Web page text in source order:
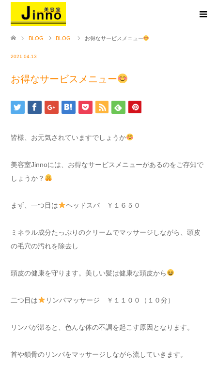
BLOG BLOG お得なサービスメニュー
2021.04.13
お得なサービスメニュー
皆様、お元気されていますでしょうか
美容室Jinnoには、お得なサービスメニューがあるのをご存知で
しょうか？
まず、一つ目は ヘッドスパ ￥１６５０
ミネラル成分たっぷりのクリームでマッサージしながら、頭皮
の毛穴の汚れを除去し
頭皮の健康を守ります。美しい髪は健康な頭皮から
二つ目は リンパマッサージ ￥１１００（１０分）
リンパが滞ると、色んな体の不調を起こす原因となります。
首や鎖骨のリンパをマッサージしながら流していきます。